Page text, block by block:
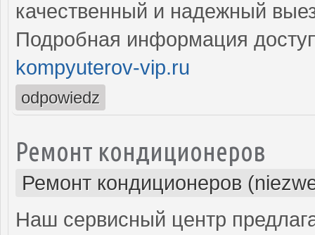
качественный и надежный
Подробная информация
kompyuterov-vip.ru
odpowiedz
Ремонт кондиционеров
Ремонт кондиционеров
Наш сервисный центр